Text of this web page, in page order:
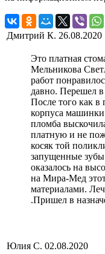
Дмитрий К. 26.08.2020
Это платная
Мельникова
работ
давно. Перешел
После того как в
корпуса
пломба
платную и не
косяк той
запущенные зубы
оказалось на
на Мира-Мед
материалами.
.Пришел в
Юлия С. 02.08.2020